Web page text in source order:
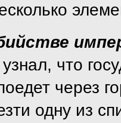
узнал, что
через
одну из